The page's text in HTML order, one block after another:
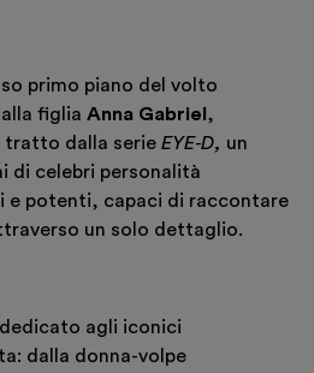
primo piano del volto
figliaAnna Gabriel ,
tratto dalla serieEYE‑D, un
di celebri personalità
potenti, capaci di raccontare
un solo dettaglio.
agli iconici
dalla donna-volpe